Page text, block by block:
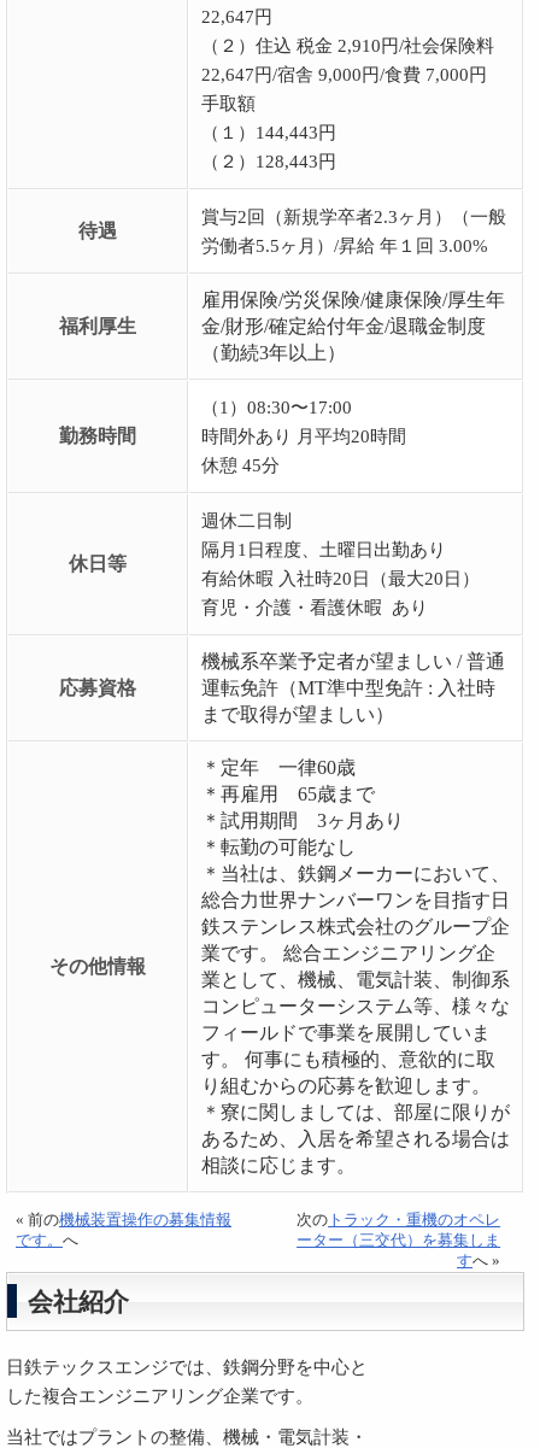
22,647円
（２）住込 税金 2,910円/社会保険料
22,647円/宿舎 9,000円/食費 7,000円
手取額
（１）144,443円
（２）128,443円
待遇
賞与2回（新規学卒者2.3ヶ月）（一般
労働者5.5ヶ月）/昇給 年１回 3.00%
福利厚生
雇用保険/労災保険/健康保険/厚生年
金/財形/確定給付年金/退職金制度
（勤続3年以上）
勤務時間
（1）08:30〜17:00
時間外あり 月平均20時間
休憩 45分
休日等
週休二日制
隔月1日程度、土曜日出勤あり
有給休暇 入社時20日（最大20日）
育児・介護・看護休暇 あり
応募資格
機械系卒業予定者が望ましい / 普通
運転免許（MT準中型免許 : 入社時
まで取得が望ましい）
その他情報
＊定年 一律60歳
＊再雇用 65歳まで
＊試用期間 3ヶ月あり
＊転勤の可能なし
＊当社は、鉄鋼メーカーにおいて、
総合力世界ナンバーワンを目指す日
鉄ステンレス株式会社のグループ企
業です。 総合エンジニアリング企
業として、機械、電気計装、制御系
コンピューターシステム等、様々な
フィールドで事業を展開していま
す。 何事にも積極的、意欲的に取
り組むからの応募を歓迎します。
＊寮に関しましては、部屋に限りが
あるため、入居を希望される場合は
相談に応じます。
« 前の機械装置操作の募集情報
です。 へ
次の トラック・重機のオペレ
ーター（三交代）を募集しま
すへ »
会社紹介
日鉄テックスエンジでは、鉄鋼分野を中心と
した複合エンジニアリング企業です。
当社ではプラントの整備、機械・電気計装・